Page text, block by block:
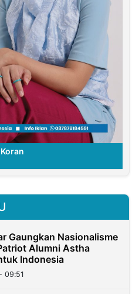
Gaungkan Nasionalisme
Alumni Astha
Indonesia
09:51